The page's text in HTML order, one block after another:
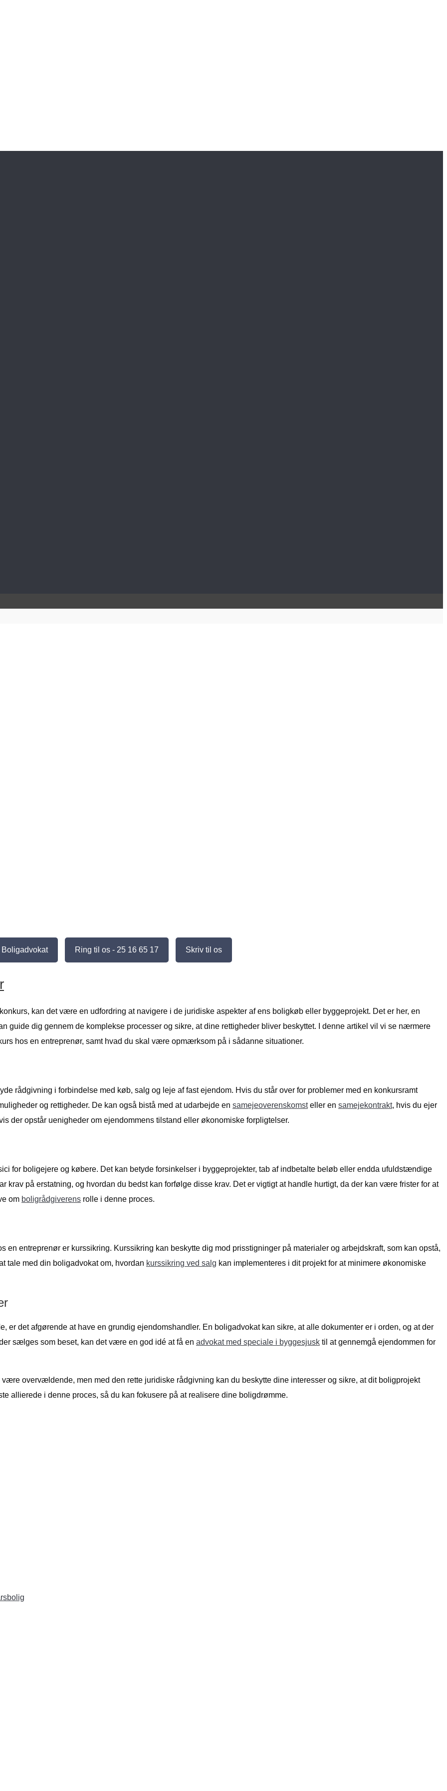
Boligadvokat Ring til os - 25 16 65 17 Skriv til os
kan det være en udfordring at navigere i de juridiske aspekter af ens boligkøb eller byggeprojekt. Det er her, en
dig gennem de komplekse processer og sikre, at dine rettigheder bliver beskyttet. I denne artikel vil vi se nærmere
hos en entreprenør, samt hvad du skal være opmærksom på i sådanne situationer.
rådgivning i forbindelse med køb, salg og leje af fast ejendom. Hvis du står over for problemer med en konkursramt
og rettigheder. De kan også bistå med at udarbejde en samejeoverenskomsteller en samejekontrakt, hvis du ejer
der opstår uenigheder om ejendommens tilstand eller økonomiske forpligtelser.
for boligejere og købere. Det kan betyde forsinkelser i byggeprojekter, tab af indbetalte beløb eller endda ufuldstændige
krav på erstatning, og hvordan du bedst kan forfølge disse krav. Det er vigtigt at handle hurtigt, da der kan være frister for at
om boligrådgiverens rolle i denne proces.
en entreprenør er kurssikring. Kurssikring kan beskytte dig mod prisstigninger på materialer og arbejdskraft, som kan opstå,
tale med din boligadvokat om, hvordan kurssikring ved salg kan implementeres i dit projekt for at minimere økonomiske
er det afgørende at have en grundig ejendomshandler. En boligadvokat kan sikre, at alle dokumenter er i orden, og at der
sælges som beset, kan det være en god idé at få en advokat med speciale i byggesjusk til at gennemgå ejendommen for
overvældende, men med den rette juridiske rådgivning kan du beskytte dine interesser og sikre, at dit boligprojekt
allierede i denne proces, så du kan fokusere på at realisere dine boligdrømme.